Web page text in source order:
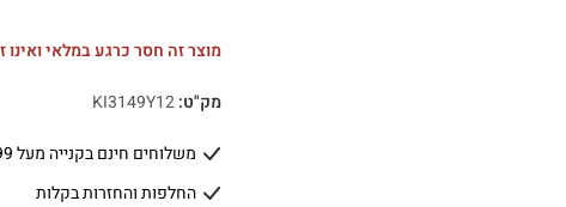
מוצר זה חסר כרגע במלאי ואינו
מק"ט:KI3149Y12
משלוחים חינם בקנייה מעל 399 ₪
החלפות והחזרות בקלות